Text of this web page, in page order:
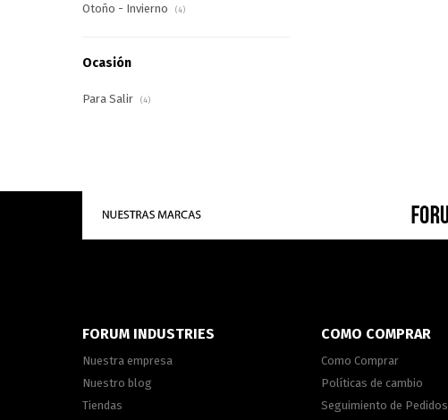
Otoño - Invierno (4)
Ocasión
Para Salir (4)
FORUM INDUSTRIES
Nuestra empresa
Nuestro blog
Tiendas
COMO COMPRAR
Como Comprar
Políticas de cambio
Seguimiento de Pedidos